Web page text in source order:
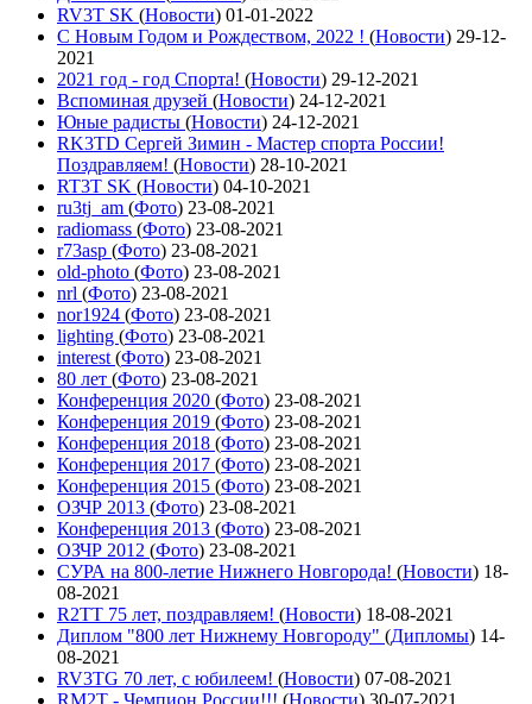
RV3T SK (Новости) 01-01-2022
С Новым Годом и Рождеством, 2022 ! (Новости) 29-12-
2021
2021 год - год Cпорта! (Новости) 29-12-2021
Вспоминая друзей (Новости) 24-12-2021
Юные радисты (Новости) 24-12-2021
RK3TD Сергей Зимин - Мастер спорта России!
Поздравляем! (Новости) 28-10-2021
RT3T SK (Новости) 04-10-2021
ru3tj_am (Фото) 23-08-2021
radiomass (Фото) 23-08-2021
r73asp (Фото) 23-08-2021
old-photo (Фото) 23-08-2021
nrl (Фото) 23-08-2021
nor1924 (Фото) 23-08-2021
lighting (Фото) 23-08-2021
interest (Фото) 23-08-2021
80 лет (Фото) 23-08-2021
Конференция 2020 (Фото) 23-08-2021
Конференция 2019 (Фото) 23-08-2021
Конференция 2018 (Фото) 23-08-2021
Конференция 2017 (Фото) 23-08-2021
Конференция 2015 (Фото) 23-08-2021
ОЗЧР 2013 (Фото) 23-08-2021
Конференция 2013 (Фото) 23-08-2021
ОЗЧР 2012 (Фото) 23-08-2021
СУРА на 800-летие Нижнего Новгорода! (Новости) 18-
08-2021
R2TT 75 лет, поздравляем! (Новости) 18-08-2021
Диплом "800 лет Нижнему Новгороду" (Дипломы) 14-
08-2021
RV3TG 70 лет, с юбилеем! (Новости) 07-08-2021
RM2T - Чемпион России!!! (Новости) 30-07-2021